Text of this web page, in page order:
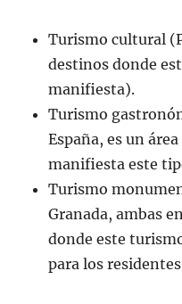
Turismo cultural
destinos donde
manifiesta).
Turismo
España, es un
manifiesta este
Turismo
Granada, ambas
donde este
para los